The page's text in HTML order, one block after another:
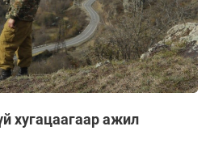
хугацаагаар ажил